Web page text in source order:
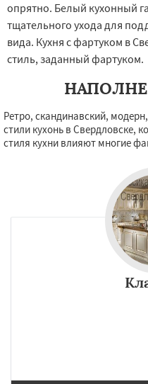
опрятно. Белый кухонный
тщательного ухода для
вида. Кухня с фартуком в
стиль, заданный фартуком.
Ретро, скандинавский,
стили кухонь в Свердловске,
стиля кухни влияют многие